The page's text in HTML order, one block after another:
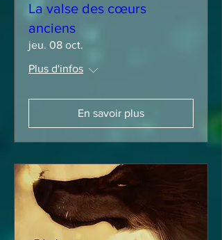
La valse des cœurs
anciens
jeu. 08 oct.
Plus d'infos
En savoir plus